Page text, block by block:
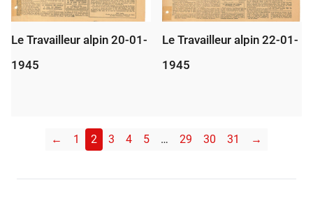
Le Travailleur alpin 20-01-
1945
Le Travailleur alpin 22-01-
1945
← 1 2 3 4 5 … 29 30 31 →